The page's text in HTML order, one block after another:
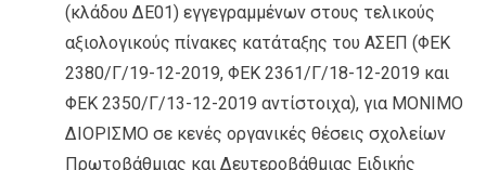
(κλάδου ΔΕ01) εγγεγραμμένων στους τελικούς
αξιολογικούς πίνακες κατάταξης του ΑΣΕΠ (ΦΕΚ
2380/Γ/19-12-2019, ΦΕΚ 2361/Γ/18-12-2019 και
ΦΕΚ 2350/Γ/13-12-2019 αντίστοιχα), για ΜΟΝΙΜΟ
ΔΙΟΡΙΣΜΟ σε κενές οργανικές θέσεις σχολείων
Πρωτοβάθμιας και Δευτεροβάθμιας Ειδικής